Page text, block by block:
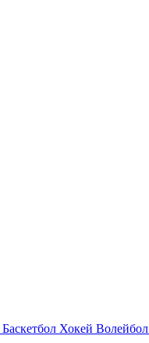
Баскетбол Хокей Волейбол